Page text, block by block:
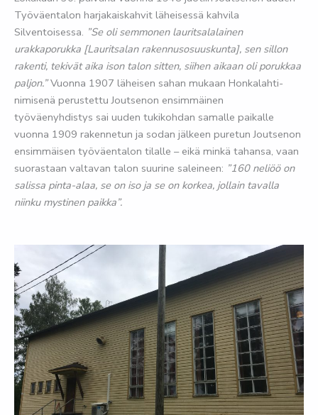
Työväentalon harjakaiskahvit läheisessä kahvila
Silventoisessa. ”Se oli semmonen lauritsalalainen
urakkaporukka [Lauritsalan rakennusosuuskunta], sen sillon
rakenti, tekivät aika ison talon sitten, siihen aikaan oli porukkaa
paljon.”Vuonna 1907 läheisen sahan mukaan Honkalahti-
nimisenä perustettu Joutsenon ensimmäinen
työväenyhdistys sai uuden tukikohdan samalle paikalle
vuonna 1909 rakennetun ja sodan jälkeen puretun Joutsenon
ensimmäisen työväentalon tilalle – eikä minkä tahansa, vaan
suorastaan valtavan talon suurine saleineen: ”160 neliöö on
salissa pinta-alaa, se on iso ja se on korkea, jollain tavalla
niinku mystinen paikka”.